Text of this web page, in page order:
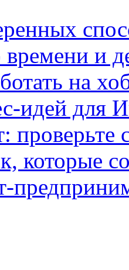
времени и
на
идей для
которые